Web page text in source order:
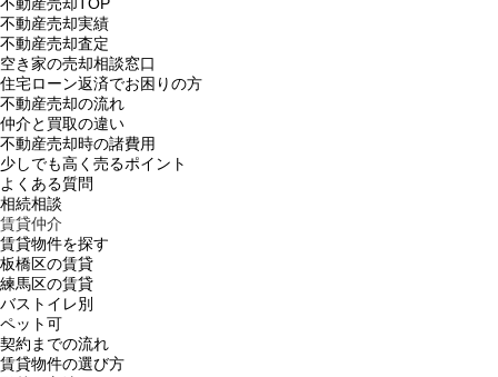
不動産売却実績
不動産売却査定
空き家の売却相談窓口
住宅ローン返済でお困りの方
不動産売却の流れ
仲介と買取の違い
不動産売却時の諸費用
少しでも高く売るポイント
よくある質問
相続相談
賃貸仲介
賃貸物件を探す
板橋区の賃貸
練馬区の賃貸
バストイレ別
ペット可
契約までの流れ
賃貸物件の選び方